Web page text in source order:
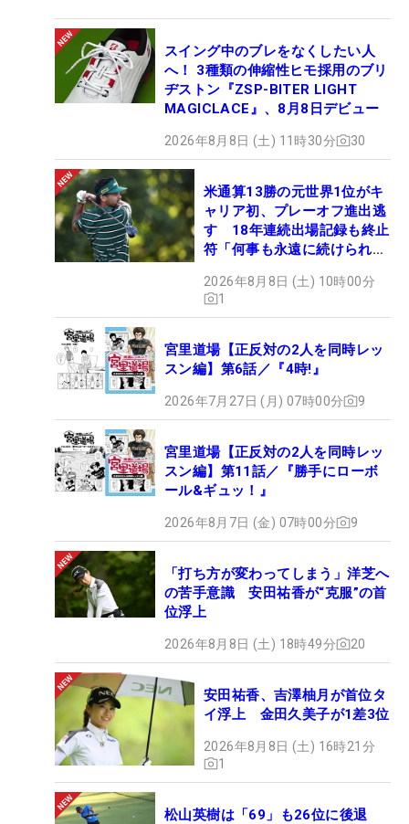
スイング中のブレをなくしたい人
へ！ 3種類の伸縮性ヒモ採用のブリ
ヂストン『ZSP-BITER LIGHT
MAGICLACE』、8月8日デビュー
2026年8月8日 (土) 11時30分 30
米通算13勝の元世界1位がキ
ャリア初、プレーオフ進出逃
す 18年連続出場記録も終止
符「何事も永遠に続けられな
2026年8月8日 (土) 10時00分
1
宮里道場【正反対の2人を同時レッ
スン編】第6話／『4時!』
2026年7月27日 (月) 07時00分 9
宮里道場【正反対の2人を同時レッ
スン編】第11話／『勝手にローボ
ール&ギュッ！』
2026年8月7日 (金) 07時00分 9
「打ち方が変わってしまう」洋芝へ
の苦手意識 安田祐香が“克服”の首
位浮上
2026年8月8日 (土) 18時49分 20
安田祐香、吉澤柚月が首位タ
イ浮上 金田久美子が1差3位
2026年8月8日 (土) 16時21分
1
松山英樹は「69」も26位に後退